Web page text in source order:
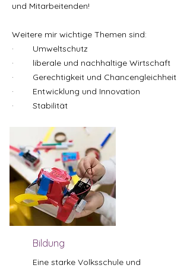
und Mitarbeitenden!
Weitere mir wichtige Themen sind:
· Umweltschutz
· liberale und nachhaltige Wirtschaft
· Gerechtigkeit und Chancengleichheit
· Entwicklung und Innovation
· Stabilität
Bildung
Eine starke Volksschule und